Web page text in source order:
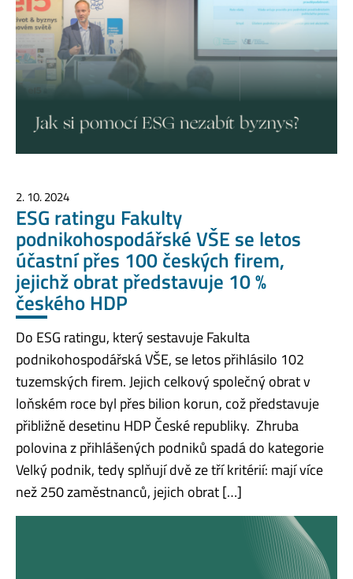
2. 10. 2024
ESG ratingu Fakulty
podnikohospodářské VŠE se letos
účastní přes 100 českých firem,
jejichž obrat představuje 10 %
českého HDP
Do ESG ratingu, který sestavuje Fakulta
podnikohospodářská VŠE, se letos přihlásilo 102
tuzemských firem. Jejich celkový společný obrat v
loňském roce byl přes bilion korun, což představuje
přibližně desetinu HDP České republiky. Zhruba
polovina z přihlášených podniků spadá do kategorie
Velký podnik, tedy splňují dvě ze tří kritérií: mají více
než 250 zaměstnanců, jejich obrat […]